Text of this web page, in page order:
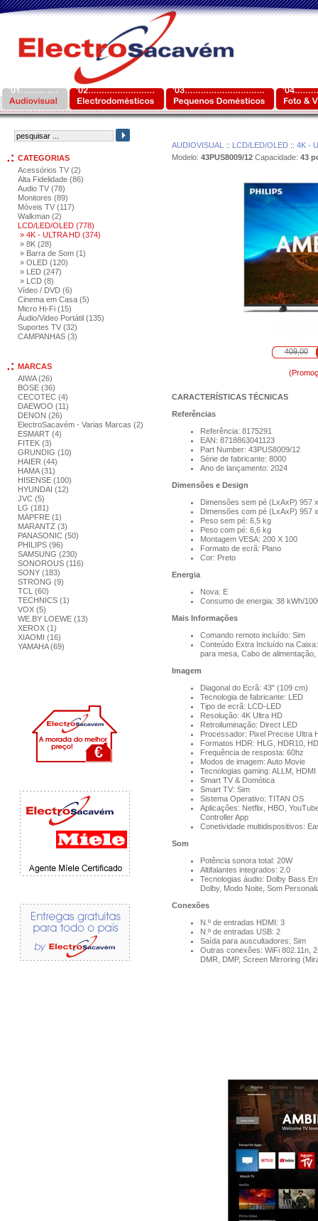
CATEGORIAS
Acessórios TV (2)
Alta Fidelidade (86)
Audio TV (78)
Monitores (89)
Móveis TV (117)
Walkman (2)
LCD/LED/OLED (778)
» 4K - ULTRA HD (374)
» 8K (28)
» Barra de Som (1)
» OLED (120)
» LED (247)
» LCD (8)
Vídeo / DVD (6)
Cinema em Casa (5)
Micro Hi-Fi (15)
Áudio/Video Portátil (135)
Suportes TV (32)
CAMPANHAS (3)
MARCAS
AIWA (26)
BOSE (36)
CECOTEC (4)
DAEWOO (11)
DENON (26)
ElectroSacavém - Varias Marcas (2)
ESMART (4)
FITEK (3)
GRUNDIG (10)
HAIER (44)
HAMA (31)
HISENSE (100)
HYUNDAI (12)
JVC (5)
LG (181)
MAPFRE (1)
MARANTZ (3)
PANASONIC (50)
PHILIPS (96)
SAMSUNG (230)
SONOROUS (116)
SONY (183)
STRONG (9)
TCL (60)
TECHNICS (1)
VOX (5)
WE.BY LOEWE (13)
XEROX (1)
XIAOMI (16)
YAMAHA (69)
AUDIOVISUAL :: LCD/LED/OLED:: 4K -
Modelo: 43PUS8009/12Capacidade: 43
409,00
CARACTERÍSTICAS TÉCNICAS
Referências
Referência: 8175291
EAN: 8718863041123
Part Number: 43PUS8009/12
Série de fabricante: 8000
Ano de lançamento: 2024
Dimensões e Design
Dimensões sem pé (LxAxP) 957
Dimensões com pé (LxAxP) 957
Peso sem pé: 6,5 kg
Peso com pé: 6,6 kg
Montagem VESA: 200 X 100
Formato de ecrã: Plano
Cor: Preto
Energia
Nova: E
Consumo de energia: 38 kWh/
Mais Informações
Comando remoto incluído: Sim
Conteúdo Extra Incluído na
para mesa, Cabo de
Imagem
Diagonal do Ecrã: 43'' (109 cm)
Tecnologia de fabricante: LED
Tipo de ecrã: LCD-LED
Resolução: 4K Ultra HD
Retroiluminação: Direct LED
Processador: Pixel Precise Ultra
Formatos HDR: HLG, HDR10,
Frequência de resposta: 60hz
Modos de imagem: Auto Movie
Tecnologias gaming: ALLM, HDMI
Smart TV & Domótica
Smart TV: Sim
Sistema Operativo: TITAN OS
Aplicações: Netflix, HBO,
Controller App
Conetividade multidispositivos:
Som
Potência sonora total: 20W
Altifalantes integrados: 2.0
Tecnologias áudio: Dolby Bass
Dolby, Modo Noite, Som
Conexões
N.º de entradas HDMI: 3
N.º de entradas USB: 2
Saída para auscultadores: Sim
Outras conexões: WiFi 802.11n,
DMR, DMP, Screen Mirroring